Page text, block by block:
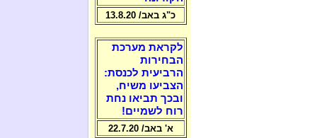
כ"ג באב/ 13.8.20
לקראת מערכת
הבחירות
הרביעית לכנסת:
הצביעו משיח,
ובכך תביאו נחת
רוח לשמיים!
א' באב/ 22.7.20